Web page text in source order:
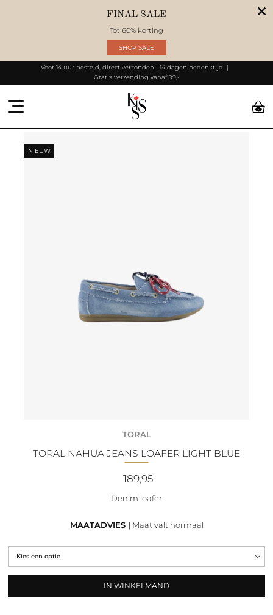
FINAL SALE
Tot 60% korting
SHOP SALE
Voor 14 uur besteld, direct verzonden | 14 dagen bedenktijd
Gratis verzending vanaf 99,-
NIEUW
TORAL
TORAL NAHUA JEANS LOAFER LIGHT BLUE
189,95
Denim loafer
MAATADVIES | Maat valt normaal
IN WINKELMAND